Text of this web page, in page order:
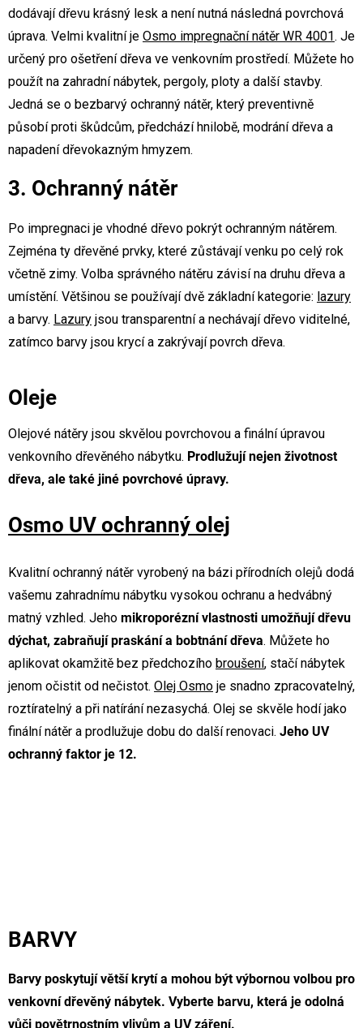
dodávají dřevu krásný lesk a není nutná následná povrchová
úprava. Velmi kvalitní je Osmo impregnační nátěr WR 4001. Je
určený pro ošetření dřeva ve venkovním prostředí. Můžete ho
použít na zahradní nábytek, pergoly, ploty a další stavby.
Jedná se o bezbarvý ochranný nátěr, který preventivně
působí proti škůdcům, předchází hnilobě, modrání dřeva a
napadení dřevokazným hmyzem.
3. Ochranný nátěr
Po impregnaci je vhodné dřevo pokrýt ochranným nátěrem.
Zejména ty dřevěné prvky, které zůstávají venku po celý rok
včetně zimy. Volba správného nátěru závisí na druhu dřeva a
umístění. Většinou se používají dvě základní kategorie: lazury
a barvy. Lazury jsou transparentní a nechávají dřevo viditelné,
zatímco barvy jsou krycí a zakrývají povrch dřeva.
Oleje
Olejové nátěry jsou skvělou povrchovou a finální úpravou
venkovního dřevěného nábytku. Prodlužují nejen životnost
dřeva, ale také jiné povrchové úpravy.
Osmo UV ochranný olej
Kvalitní ochranný nátěr vyrobený na bázi přírodních olejů dodá
vašemu zahradnímu nábytku vysokou ochranu a hedvábný
matný vzhled. Jeho mikroporézní vlastnosti umožňují dřevu
dýchat, zabraňují praskání a bobtnání dřeva. Můžete ho
aplikovat okamžitě bez předchozího broušení, stačí nábytek
jenom očistit od nečistot. Olej Osmo je snadno zpracovatelný,
roztíratelný a při natírání nezasychá. Olej se skvěle hodí jako
finální nátěr a prodlužuje dobu do další renovaci. Jeho UV
ochranný faktor je 12.
BARVY
Barvy poskytují větší krytí a mohou být výbornou volbou pro
venkovní dřevěný nábytek. Vyberte barvu, která je odolná
vůči povětrnostním vlivům a UV záření.